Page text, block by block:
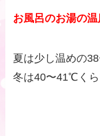
お風呂のお湯の温
夏は少し温めの
冬は40〜41℃くら